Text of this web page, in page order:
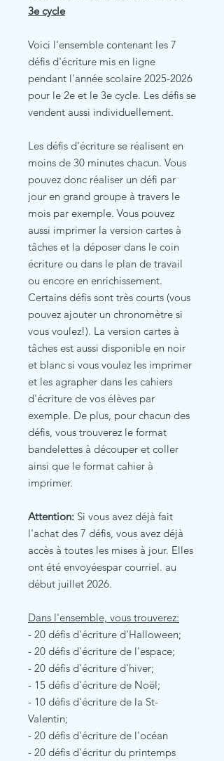
3e cycle
Voici l'ensemble contenant les 7
défis d'écriture mis en ligne
pendant l'année scolaire 2025-2026
pour le 2e et le 3e cycle. Les défis se
vendent aussi individuellement.
Les défis d'écriture se réalisent en
moins de 30 minutes chacun. Vous
pouvez donc réaliser un défi par
jour en grand groupe à travers le
mois par exemple. Vous pouvez
aussi imprimer la version cartes à
tâches et la déposer dans le coin
écriture ou dans le plan de travail
ou encore en enrichissement.
Certains défis sont très courts (vous
pouvez ajouter un chronomètre si
vous voulez!). La version cartes à
tâches est aussi disponible en noir
et blanc si vous voulez les imprimer
et les agrapher dans les cahiers
d'écriture de vos élèves par
exemple. De plus, pour chacun des
défis, vous trouverez le format
bandelettes à découper et coller
ainsi que le format cahier à
imprimer.
Attention: Si vous avez déjà fait
l'achat des 7 défis, vous avez déjà
accès à toutes les mises à jour. Elles
ont été envoyéespar courriel. au
début juillet 2026.
Dans l'ensemble, vous trouverez:
- 20 défis d'écriture d'Halloween;
- 20 défis d'écriture de l'espace;
- 20 défis d'écriture d'hiver;
- 15 défis d'écriture de Noël;
- 10 défis d'écriture de la St-
Valentin;
- 20 défis d'écriture de l'océan
- 20 défis d'écritur du printemps